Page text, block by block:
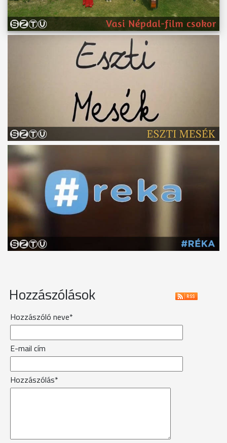
Hozzászólások
Hozzászóló neve*
E-mail cím
Hozzászólás*